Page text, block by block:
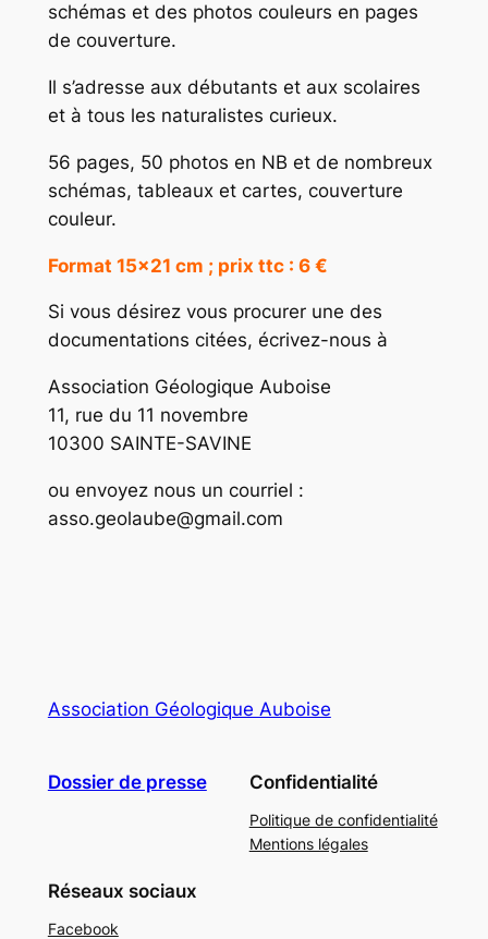
schémas et des photos couleurs en pages
de couverture.
Il s’adresse aux débutants et aux scolaires
et à tous les naturalistes curieux.
56 pages, 50 photos en NB et de nombreux
schémas, tableaux et cartes, couverture
couleur.
Format 15×21 cm ; prix ttc : 6 €
Si vous désirez vous procurer une des
documentations citées, écrivez-nous à
Association Géologique Auboise
11, rue du 11 novembre
10300 SAINTE-SAVINE
ou envoyez nous un courriel :
asso.geolaube@gmail.com
Association Géologique Auboise
Dossier de presse Confidentialité
Politique de confidentialité
Mentions légales
Réseaux sociaux
Facebook